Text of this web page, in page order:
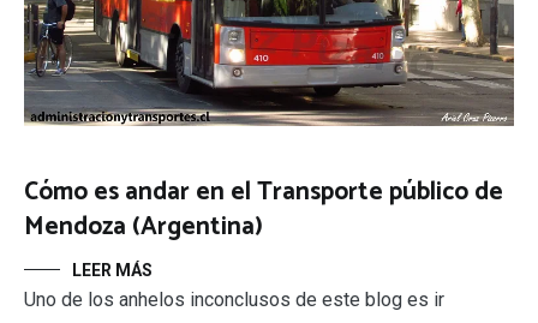
Cómo es andar en el Transporte público de
Mendoza (Argentina)
LEER MÁS
Uno de los anhelos inconclusos de este blog es ir